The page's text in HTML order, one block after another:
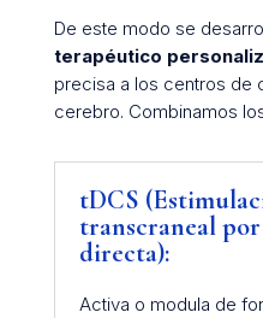
De este modo se
terapéutico
precisa a los centros de
cerebro. Combinamos
tDCS
transcraneal
directa):
Activa o modula de